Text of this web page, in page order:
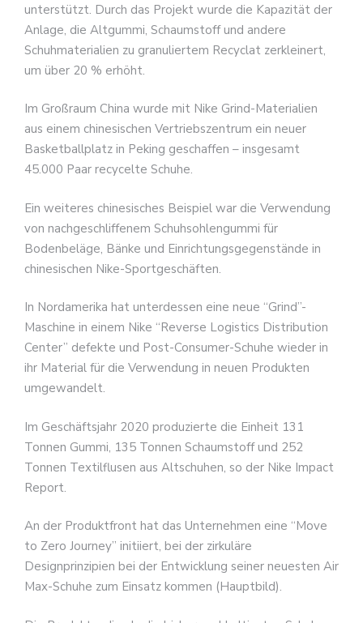
unterstützt. Durch das Projekt wurde die Kapazität der
Anlage, die Altgummi, Schaumstoff und andere
Schuhmaterialien zu granuliertem Recyclat zerkleinert,
um über 20 % erhöht.
Im Großraum China wurde mit Nike Grind-Materialien
aus einem chinesischen Vertriebszentrum ein neuer
Basketballplatz in Peking geschaffen – insgesamt
45.000 Paar recycelte Schuhe.
Ein weiteres chinesisches Beispiel war die Verwendung
von nachgeschliffenem Schuhsohlengummi für
Bodenbeläge, Bänke und Einrichtungsgegenstände in
chinesischen Nike-Sportgeschäften.
In Nordamerika hat unterdessen eine neue “Grind”-
Maschine in einem Nike “Reverse Logistics Distribution
Center” defekte und Post-Consumer-Schuhe wieder in
ihr Material für die Verwendung in neuen Produkten
umgewandelt.
Im Geschäftsjahr 2020 produzierte die Einheit 131
Tonnen Gummi, 135 Tonnen Schaumstoff und 252
Tonnen Textilflusen aus Altschuhen, so der Nike Impact
Report.
An der Produktfront hat das Unternehmen eine “Move
to Zero Journey” initiiert, bei der zirkuläre
Designprinzipien bei der Entwicklung seiner neuesten Air
Max-Schuhe zum Einsatz kommen (Hauptbild).